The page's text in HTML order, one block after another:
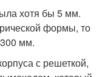
хотя бы 5 мм.
формы, то
мм.
с решеткой,